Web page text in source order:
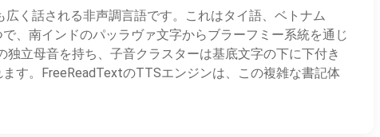
く話される非声調言語です。これはタイ語、ベトナム
、南インドのパッラヴァ文字からブラーフミー系統を通じ
立母音を持ち、子音クラスターは基底文字の下に下付き
す。FreeReadTextのTTSエンジンは、この複雑な書記体